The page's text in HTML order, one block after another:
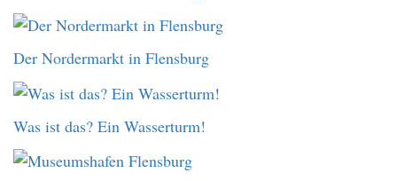
Der Nordermarkt in Flensburg
Was ist das? Ein Wasserturm!